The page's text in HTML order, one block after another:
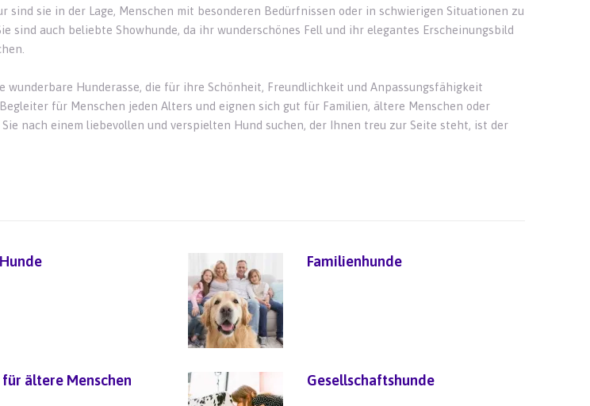
sind sie in der Lage, Menschen mit besonderen Bedürfnissen oder in schwierigen Situationen zu
sind auch beliebte Showhunde, da ihr wunderschönes Fell und ihr elegantes Erscheinungsbild
wunderbare Hunderasse, die für ihre Schönheit, Freundlichkeit und Anpassungsfähigkeit
für Menschen jeden Alters und eignen sich gut für Familien, ältere Menschen oder
nach einem liebevollen und verspielten Hund suchen, der Ihnen treu zur Seite steht, ist der
Familienhunde
ältere Menschen Gesellschaftshunde